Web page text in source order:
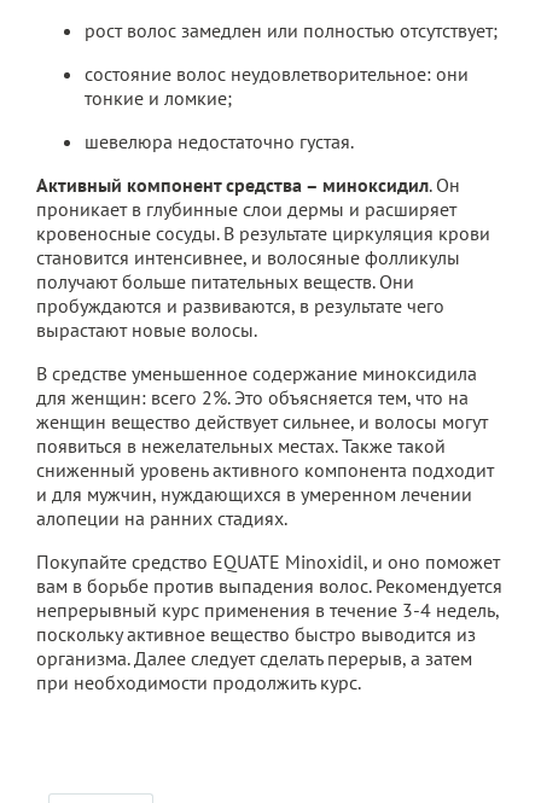
рост волос замедлен или полностью отсутствует;
состояние волос неудовлетворительное: они
тонкие и ломкие;
шевелюра недостаточно густая.
Активный компонент средства – миноксидил. Он
проникает в глубинные слои дермы и расширяет
кровеносные сосуды. В результате циркуляция крови
становится интенсивнее, и волосяные фолликулы
получают больше питательных веществ. Они
пробуждаются и развиваются, в результате чего
вырастают новые волосы.
В средстве уменьшенное содержание миноксидила
для женщин: всего 2%. Это объясняется тем, что на
женщин вещество действует сильнее, и волосы могут
появиться в нежелательных местах. Также такой
сниженный уровень активного компонента подходит
и для мужчин, нуждающихся в умеренном лечении
алопеции на ранних стадиях.
Покупайте средство EQUATE Minoxidil, и оно поможет
вам в борьбе против выпадения волос. Рекомендуется
непрерывный курс применения в течение 3-4 недель,
поскольку активное вещество быстро выводится из
организма. Далее следует сделать перерыв, а затем
при необходимости продолжить курс.